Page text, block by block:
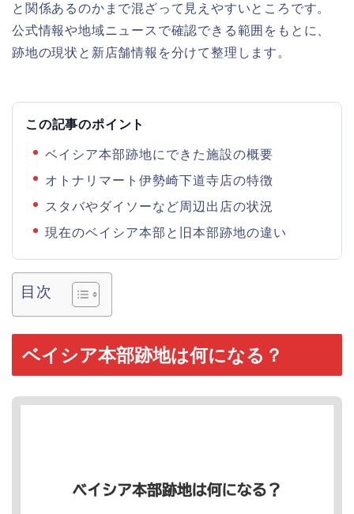
と関係あるのかまで混ざって見えやすいところです。
公式情報や地域ニュースで確認できる範囲をもとに、
跡地の現状と新店舗情報を分けて整理します。
この記事のポイント
ベイシア本部跡地にできた施設の概要
オトナリマート伊勢崎下道寺店の特徴
スタバやダイソーなど周辺出店の状況
現在のベイシア本部と旧本部跡地の違い
目次
ベイシア本部跡地は何になる？